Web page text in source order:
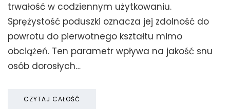
trwałość w codziennym użytkowaniu.
Sprężystość poduszki oznacza jej zdolność do
powrotu do pierwotnego kształtu mimo
obciążeń. Ten parametr wpływa na jakość snu
osób dorosłych…
CZYTAJ CAŁOŚĆ